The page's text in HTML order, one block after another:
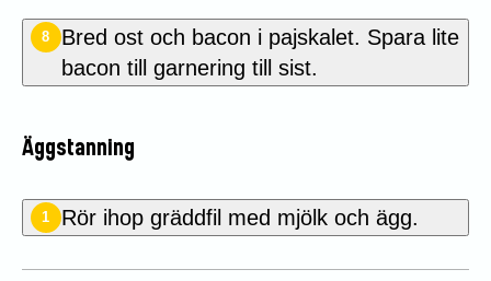
8
Bred ost och bacon i pajskalet. Spara lite
bacon till garnering till sist.
Äggstanning
1 Rör ihop gräddfil med mjölk och ägg.